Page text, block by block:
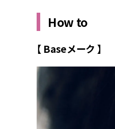
How to
【 Baseメーク 】